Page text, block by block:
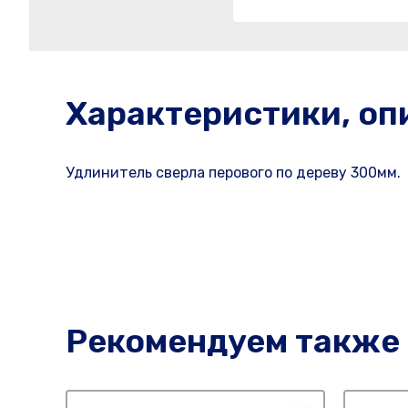
Характеристики,
Удлинитель сверла перового по дереву 300мм.
Рекомендуем также